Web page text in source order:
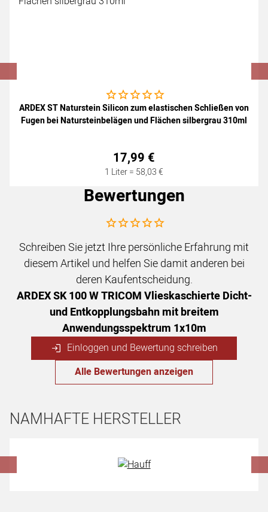
Noch keine Bewertungen abgegeben
ARDEX ST Naturstein Silicon zum elastischen Schließen von
Fugen bei Natursteinbelägen und Flächen silbergrau 310ml
17,99 €
1 Liter = 58,03€
Bewertungen
Noch keine Bewertungen abgegeben
Schreiben Sie jetzt Ihre persönliche Erfahrung mit
diesem Artikel und helfen Sie damit anderen bei
deren Kaufentscheidung.
ARDEX SK 100 W TRICOM Vlieskaschierte Dicht-
und Entkopplungsbahn mit breitem
Anwendungsspektrum 1x10m
Einloggen und Bewertung schreiben
Alle Bewertungen anzeigen
NAMHAFTE HERSTELLER